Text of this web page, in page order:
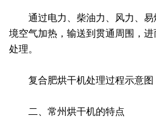
真空干燥系列
桨叶式干燥系列
载体干燥系列
公共责任
公益支持
社会责任报告
绿色工厂
人才招聘
联系我们
通过电力、柴油力、风力、易
境空气加热，输送到贯通周围，
处理。
复合肥烘干机处理过程示意图
二、常州烘干机的特点